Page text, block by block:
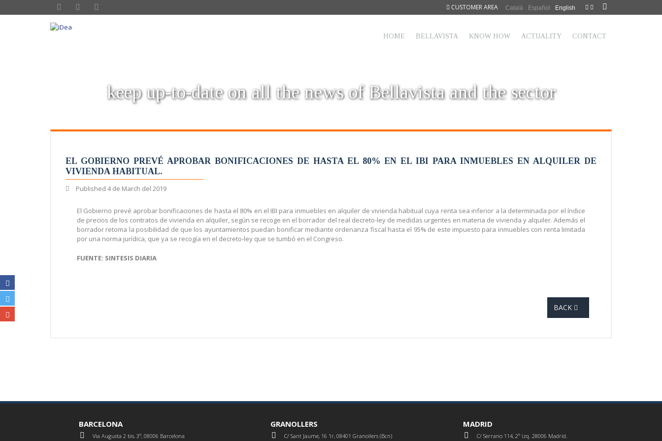
Català Español English
CUSTOMER AREA
HOME BELLAVISTA KNOW HOW ACTUALITY CONTACT
keep up-to-date on all the news of Bellavista and the sector
EL GOBIERNO PREVÉ APROBAR BONIFICACIONES DE HASTA EL 80% EN EL IBI PARA INMUEBLES EN ALQUILER DE
VIVIENDA HABITUAL.
Published 4 de March del 2019
El Gobierno prevé aprobar bonificaciones de hasta el 80% en el IBI para inmuebles en alquiler de vivienda habitual cuya renta sea inferior a la determinada por el índice
de precios de los contratos de vivienda en alquiler, según se recoge en el borrador del real decreto-ley de medidas urgentes en materia de vivienda y alquiler. Además el
borrador retoma la posibilidad de que los ayuntamientos puedan bonificar mediante ordenanza fiscal hasta el 95% de este impuesto para inmuebles con renta limitada
por una norma jurídica, que ya se recogía en el decreto-ley que se tumbó en el Congreso.
FUENTE: SINTESIS DIARIA
BACK
BARCELONA
Via Augusta 2 bis, 3º, 08006 Barcelona
GRANOLLERS
C/ Sant Jaume, 16 1r, 08401 Granollers (Bcn)
MADRID
C/ Serrano 114, 2º izq. 28006 Madrid.